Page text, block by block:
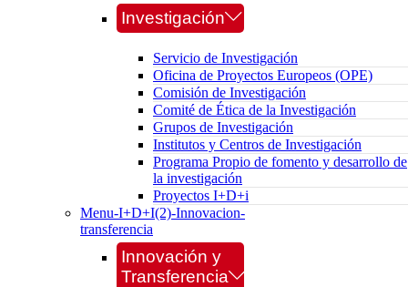
Investigación
Servicio de Investigación
Oficina de Proyectos Europeos (OPE)
Comisión de Investigación
Comité de Ética de la Investigación
Grupos de Investigación
Institutos y Centros de Investigación
Programa Propio de fomento y desarrollo de
la investigación
Proyectos I+D+i
Menu-I+D+I(2)-Innovacion-
transferencia
Innovación y
Transferencia